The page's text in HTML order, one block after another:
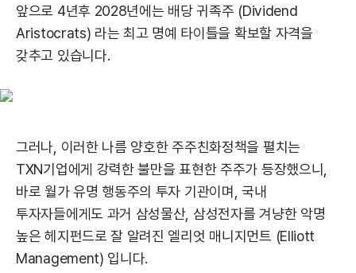
앞으로 4년후 2028년에는 배당 귀족주 (Dividend
Aristocrats) 라는 최고 명예 타이틀을 확보할 자격을
갖추고 있습니다.
그러나, 이러한 나름 양호한 주주친화정책을 펼치는
TXN기업에게 강력한 불만을 표현한 주주가 등장했으니,
바로 월가 유명 행동주의 투자 기관이며, 국내
투자자들에게도 과거 삼성물산, 삼성전자를 겨냥한 악명
높은 헤지펀드로 잘 알려진 엘리엇 매니지먼트 (Elliott
Management) 입니다.